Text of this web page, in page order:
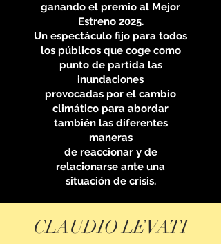
ganando el premio al Mejor
Estreno 2025.
Un espectáculo fijo para todos
los públicos que coge como
punto de partida las
inundaciones
provocadas por el cambio
climático para abordar
también las diferentes
maneras
de reaccionar y de
relacionarse ante una
situación de crisis.
CLAUDIO LEVATI